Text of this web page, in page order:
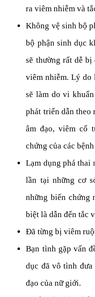
ra viêm nhiễm và
Không vệ sinh bộ
bộ phận sinh dục
sẽ thường rất dễ bị
viêm nhiễm. Lý do
sẽ làm do vi
phát triển dẫn theo
âm đạo, viêm cổ
chứng của các
Lạm dụng phá thai
lần tại những cơ
những biến chứng
biệt là dẫn đến tắc
Đã từng bị viêm
Bạn tình gặp vấn
dục đã vô tình
đạo của nữ giới.